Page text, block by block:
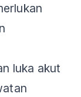
luka akut